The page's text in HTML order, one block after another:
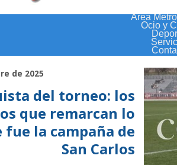
Área
Ocio y
de 2025
del torneo: los
que remarcan lo
la campaña de
San Carlos